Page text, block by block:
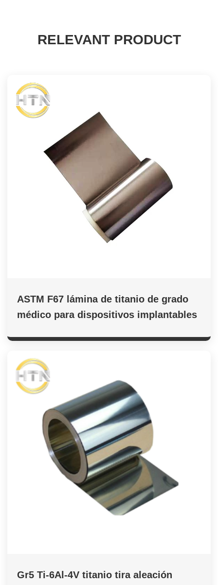
RELEVANT PRODUCT
ASTM F67 lámina de titanio de grado
médico para dispositivos implantables
Gr5 Ti-6Al-4V titanio tira aleación